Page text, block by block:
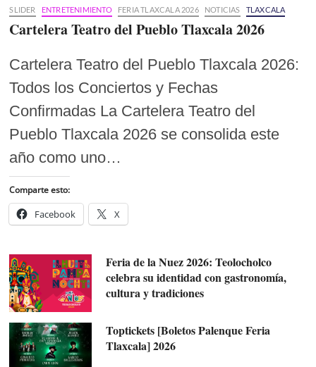
SLIDER ENTRETENIMIENTO FERIA TLAXCALA 2026 NOTICIAS TLAXCALA
Cartelera Teatro del Pueblo Tlaxcala 2026
Cartelera Teatro del Pueblo Tlaxcala 2026:
Todos los Conciertos y Fechas
Confirmadas La Cartelera Teatro del
Pueblo Tlaxcala 2026 se consolida este
año como uno…
Comparte esto:
Facebook X
Feria de la Nuez 2026: Teolocholco
celebra su identidad con gastronomía,
cultura y tradiciones
Toptickets [Boletos Palenque Feria
Tlaxcala] 2026